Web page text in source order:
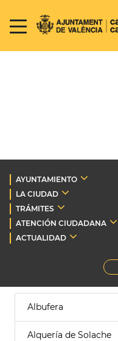
AYUNTAMIENTO
LA CIUDAD
TRÁMITES
ATENCIÓN CIUDADANA
ACTUALIDAD
Albufera
Alquería de Solache